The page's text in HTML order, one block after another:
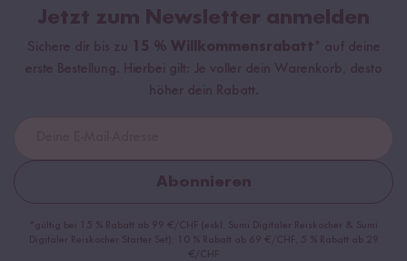
Jetzt zum Newsletter anmelden
Sichere dir bis zu 15 % Willkommensrabatt* auf deine
erste Bestellung. Hierbei gilt: Je voller dein Warenkorb, desto
höher dein Rabatt.
Abonnieren
*gültig bei 15 % Rabatt ab 99 €/CHF (exkl. Sumi Digitaler Reiskocher & Sumi
Digitaler Reiskocher Starter Set), 10 % Rabatt ab 69 €/CHF, 5 % Rabatt ab 29
€/CHF